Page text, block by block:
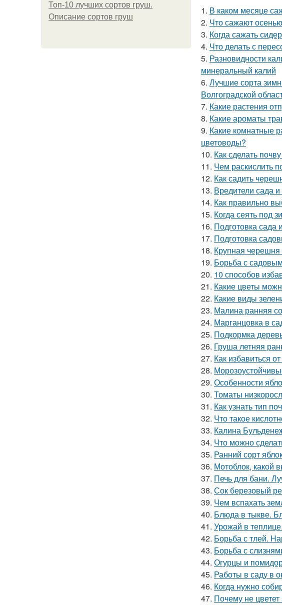
Топ-10 лучших сортов груш.
Описание сортов груш
1. В каком месяце
2. Что сажают
3. Когда сажать
4. Что делать с
5. Разновидности
минеральный калий
6. Лучшие сорта
Волгоградской
7. Какие растения
8. Какие ароматы
9. Какие комнатные
цветоводы?
10. Как сделать
11. Чем раскислить
12. Как садить
13. Вредители сада
14. Как правильно
15. Когда сеять под
16. Подготовка сада
17. Подготовка
18. Крупная
19. Борьба с
20. 10 способов
21. Какие цветы
22. Какие виды
23. Малина ранняя
24. Марганцовка в
25. Подкормка
26. Груша летняя
27. Как избавиться
28.
29. Особенности
30. Томаты
31. Как узнать тип
32. Что такое
33. Калина
34. Что можно
35. Ранний сорт
36. Мотоблок, какой
37. Печь для бани.
38. Сок березовый
39. Чем вспахать
40. Блюда в тыкве.
41. Урожай в
42. Борьба с тлей.
43. Борьба с
44. Огурцы и
45. Работы в саду в
46. Когда нужно
47. Почему не